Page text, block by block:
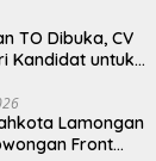
TO Dibuka, CV
Kandidat untuk
Lamongan
Front